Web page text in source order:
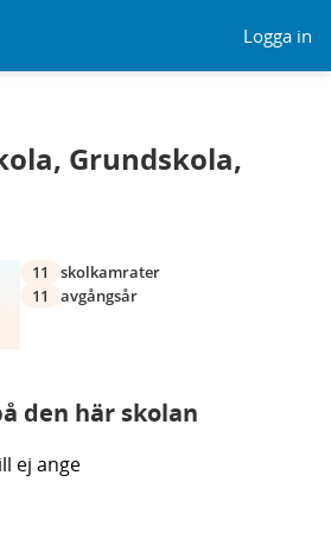
Logga in
Grundskola,
11
skolkamrater
11
avgångsår
den här skolan
ej ange